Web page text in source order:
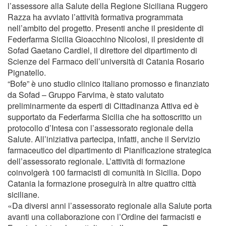
l’assessore alla Salute della Regione Siciliana Ruggero
Razza ha avviato l’attività formativa programmata
nell’ambito del progetto. Presenti anche il presidente di
Federfarma Sicilia Gioacchino Nicolosi, il presidente di
Sofad Gaetano Cardiel, il direttore del dipartimento di
Scienze del Farmaco dell’università di Catania Rosario
Pignatello.
“Bofe” è uno studio clinico italiano promosso e finanziato
da Sofad – Gruppo Farvima, è stato valutato
preliminarmente da esperti di Cittadinanza Attiva ed è
supportato da Federfarma Sicilia che ha sottoscritto un
protocollo d’Intesa con l’assessorato regionale della
Salute. All’iniziativa partecipa, infatti, anche il Servizio
farmaceutico del dipartimento di Pianificazione strategica
dell’assessorato regionale. L’attività di formazione
coinvolgerà 100 farmacisti di comunità in Sicilia. Dopo
Catania la formazione proseguirà in altre quattro città
siciliane.
«Da diversi anni l’assessorato regionale alla Salute porta
avanti una collaborazione con l’Ordine dei farmacisti e